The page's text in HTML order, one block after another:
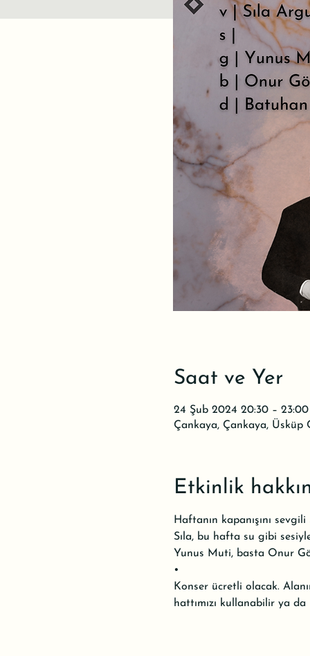
Saat ve Yer
24 Şub 2024 20:30 – 23:00
Çankaya, Çankaya, Üsküp
Etkinlik
Haftanın kapanışını
Sıla, bu hafta su gibi
Yunus Muti, basta Onur
•
Konser ücretli olacak.
hattımızı kullanabilir ya